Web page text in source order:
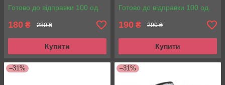
Готово до відправки 100 од.
180 ₴ 280 ₴
Купити
Готово до відправки 100 од.
190 ₴ 290 ₴
Купити
–31% –31%